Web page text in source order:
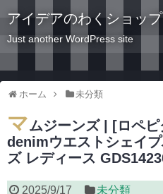
アイデアのわくショップ
Just another WordPress site
ホーム 未分類
マムジーンズ | [ロペ
denimウエストシェイ
ズ レディース
2025/9/17 未分類